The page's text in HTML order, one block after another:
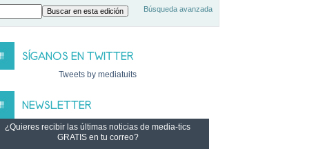
Búsqueda avanzada
Tweets by mediatuits
¿Quieres recibir las últimas noticias de media-tics
GRATISen tu correo?